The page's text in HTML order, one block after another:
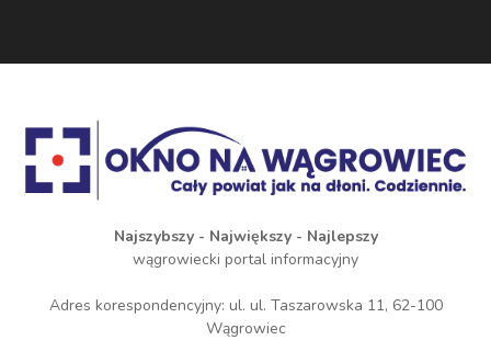
Najszybszy - Największy - Najlepszy
wągrowiecki portal informacyjny
Adres korespondencyjny: ul. ul. Taszarowska 11, 62-100
Wągrowiec